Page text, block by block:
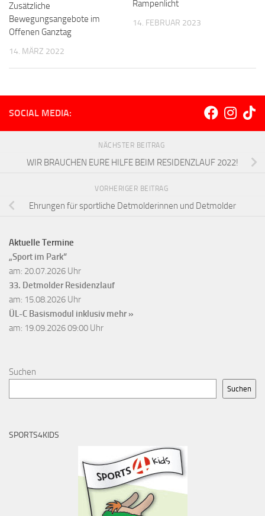
Zusätzliche
Bewegungsangebote im
Offenen Ganztag
14. MÄRZ 2022
Rampenlicht
14. FEBRUAR 2023
SOCIAL MEDIA:
NÄCHSTER BEITRAG
WIR BRAUCHEN EURE HILFE BEIM RESIDENZLAUF 2022!
VORHERIGER BEITRAG
Ehrungen für sportliche Detmolderinnen und Detmolder
Aktuelle Termine
„Sport im Park“
am: 20.07.2026 Uhr
33. Detmolder Residenzlauf
am: 15.08.2026 Uhr
ÜL-C Basismodul inklusiv mehr »
am: 19.09.2026 09:00 Uhr
Suchen
Suchen
SPORTS4KIDS